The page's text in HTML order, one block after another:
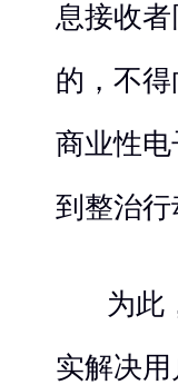
息接收
的，不
商业性
到整治
为此
实解决